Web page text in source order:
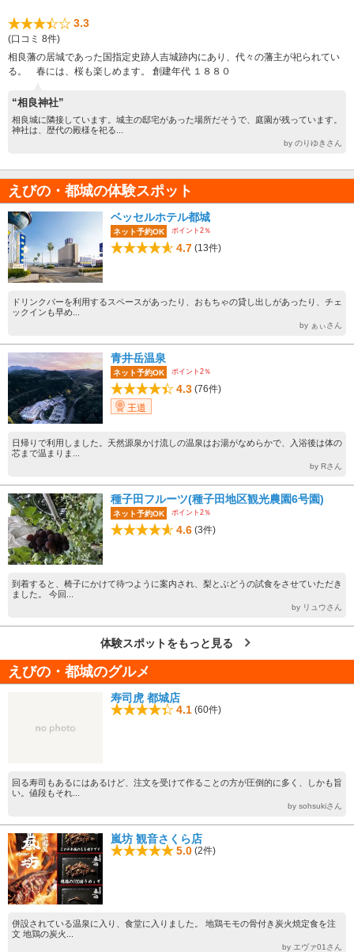
3.3
(口コミ 8件)
相良藩の居城であった国指定史跡人吉城跡内にあり、代々の藩主が祀られてい
る。 春には、桜も楽しめます。 創建年代 １８８０
“相良神社”
相良城に隣接しています。城主の邸宅があった場所だそうで、庭園が残っています。
神社は、歴代の殿様を祀る...
by のりゆきさん
えびの・都城の体験スポット
ベッセルホテル都城
ネット予約OK ポイント2％
4.7 (13件)
ドリンクバーを利用するスペースがあったり、おもちゃの貸し出しがあったり、チェ
ックインも早め...
by ぁぃさん
青井岳温泉
ネット予約OK ポイント2％
4.3 (76件)
王道
日帰りで利用しました。天然源泉かけ流しの温泉はお湯がなめらかで、入浴後は体の
芯まで温まりま...
by Rさん
種子田フルーツ(種子田地区観光農園6号園)
ネット予約OK ポイント2％
4.6 (3件)
到着すると、椅子にかけて待つように案内され、梨とぶどうの試食をさせていただき
ました。 今回...
by リュウさん
体験スポットをもっと見る
えびの・都城のグルメ
寿司虎 都城店
4.1 (60件)
回る寿司もあるにはあるけど、注文を受けて作ることの方が圧倒的に多く、しかも旨
い。値段もそれ...
by sohsukiさん
嵐坊 観音さくら店
5.0 (2件)
併設されている温泉に入り、食堂に入りました。 地鶏モモの骨付き炭火焼定食を注
文 地鶏の炭火...
by エヴァ01さん